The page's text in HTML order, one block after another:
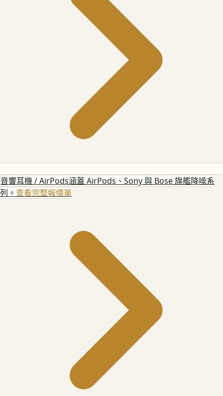
音響耳機 / AirPods涵蓋 AirPods、Sony 與 Bose 旗艦降噪系
列。 查看完整報價單